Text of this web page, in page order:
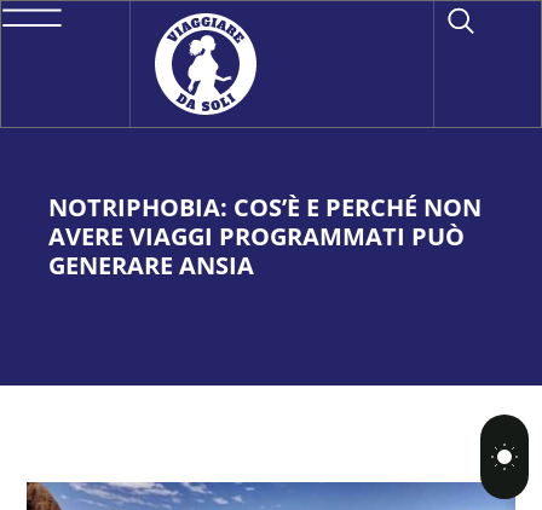
NOTRIPHOBIA: COS’È E PERCHÉ NON
AVERE VIAGGI PROGRAMMATI PUÒ
GENERARE ANSIA